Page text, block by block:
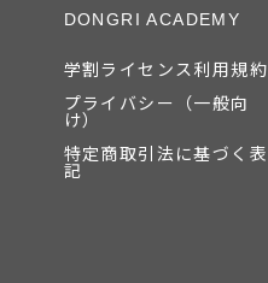
DONGRI ACADEMY
学割ライセンス利用規約
プライバシー（一般向
け）
特定商取引法に基づく表
記